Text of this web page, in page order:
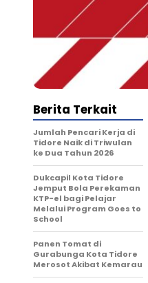
Berita Terkait
Jumlah Pencari Kerja di
Tidore Naik di Triwulan
ke Dua Tahun 2026
Dukcapil Kota Tidore
Jemput Bola Perekaman
KTP-el bagi Pelajar
Melalui Program Goes to
School
Panen Tomat di
Gurabunga Kota Tidore
Merosot Akibat Kemarau